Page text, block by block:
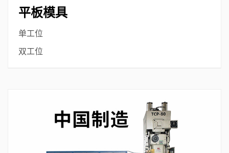
平板模具
单工位
双工位